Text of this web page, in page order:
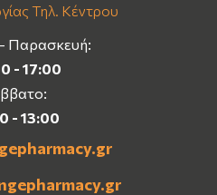
Τηλ. Κέντρου
Παρασκευή:
- 17:00
- 13:00